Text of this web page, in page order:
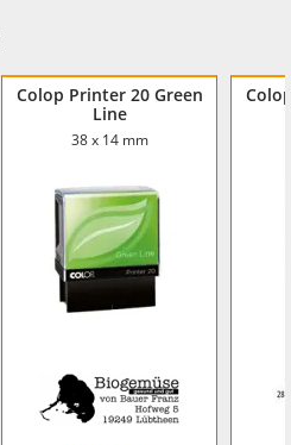
Colop Printer 20 Green
Line
38 x 14 mm